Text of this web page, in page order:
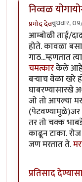
निव्वळ
प्रमोद देवबुधवार,
आम्बोळी ताई/
होते. कावळा
गाठ...म्हणतात
चमत्कारकेले
बर्‍याच वेळा खरे
घाबरण्यासारखे
जो तो आपल्या
तर तो चक्क
काढून टाका.
जण मरतात ते.
प्रतिसाद